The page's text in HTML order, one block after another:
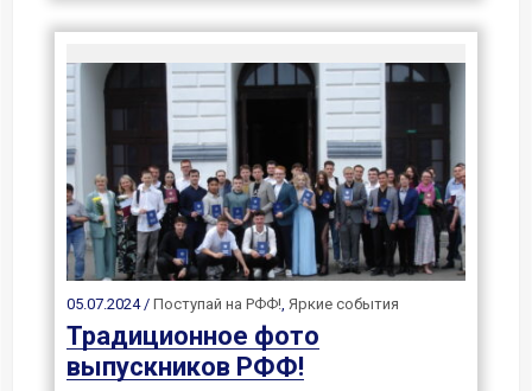
05.07.2024 / Поступай на РФФ! Яркие события
Традиционное фото
выпускников РФФ!